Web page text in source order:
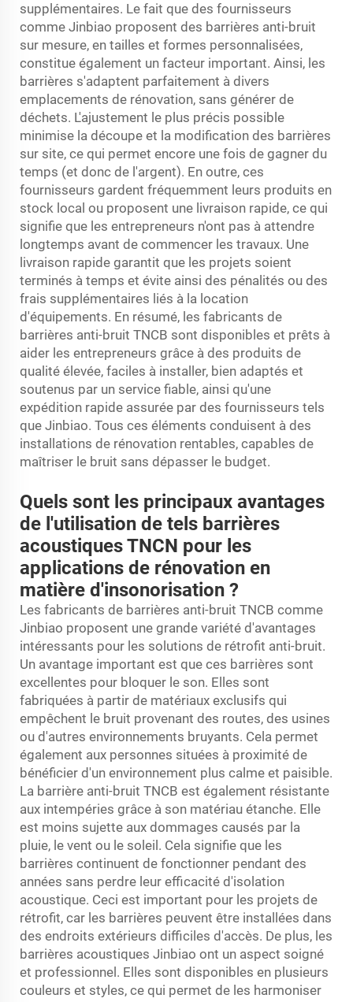
supplémentaires. Le fait que des fournisseurs
comme Jinbiao proposent des barrières anti-bruit
sur mesure, en tailles et formes personnalisées,
constitue également un facteur important. Ainsi, les
barrières s'adaptent parfaitement à divers
emplacements de rénovation, sans générer de
déchets. L'ajustement le plus précis possible
minimise la découpe et la modification des barrières
sur site, ce qui permet encore une fois de gagner du
temps (et donc de l'argent). En outre, ces
fournisseurs gardent fréquemment leurs produits en
stock local ou proposent une livraison rapide, ce qui
signifie que les entrepreneurs n'ont pas à attendre
longtemps avant de commencer les travaux. Une
livraison rapide garantit que les projets soient
terminés à temps et évite ainsi des pénalités ou des
frais supplémentaires liés à la location
d'équipements. En résumé, les fabricants de
barrières anti-bruit TNCB sont disponibles et prêts à
aider les entrepreneurs grâce à des produits de
qualité élevée, faciles à installer, bien adaptés et
soutenus par un service fiable, ainsi qu'une
expédition rapide assurée par des fournisseurs tels
que Jinbiao. Tous ces éléments conduisent à des
installations de rénovation rentables, capables de
maîtriser le bruit sans dépasser le budget.
Quels sont les principaux avantages
de l'utilisation de tels barrières
acoustiques TNCN pour les
applications de rénovation en
matière d'insonorisation ?
Les fabricants de barrières anti-bruit TNCB comme
Jinbiao proposent une grande variété d'avantages
intéressants pour les solutions de rétrofit anti-bruit.
Un avantage important est que ces barrières sont
excellentes pour bloquer le son. Elles sont
fabriquées à partir de matériaux exclusifs qui
empêchent le bruit provenant des routes, des usines
ou d'autres environnements bruyants. Cela permet
également aux personnes situées à proximité de
bénéficier d'un environnement plus calme et paisible.
La barrière anti-bruit TNCB est également résistante
aux intempéries grâce à son matériau étanche. Elle
est moins sujette aux dommages causés par la
pluie, le vent ou le soleil. Cela signifie que les
barrières continuent de fonctionner pendant des
années sans perdre leur efficacité d'isolation
acoustique. Ceci est important pour les projets de
rétrofit, car les barrières peuvent être installées dans
des endroits extérieurs difficiles d'accès. De plus, les
barrières acoustiques Jinbiao ont un aspect soigné
et professionnel. Elles sont disponibles en plusieurs
couleurs et styles, ce qui permet de les harmoniser